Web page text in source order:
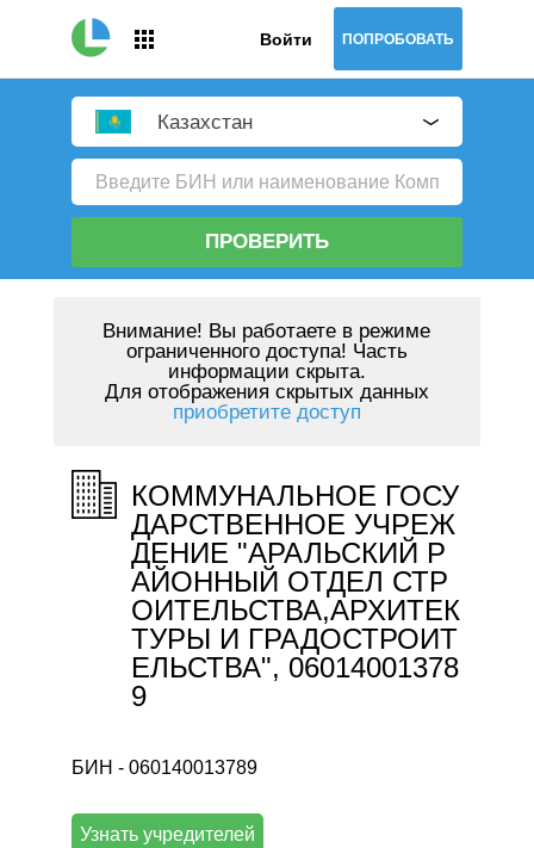
Войти ПОПРОБОВАТЬ
Казахстан
ПРОВЕРИТЬ
Внимание! Вы работаете в режиме
ограниченного доступа! Часть
информации скрыта.
Для отображения скрытых данных
приобретите доступ
КОММУНАЛЬНОЕ ГОСУ
ДАРСТВЕННОЕ УЧРЕЖ
ДЕНИЕ "АРАЛЬСКИЙ Р
АЙОННЫЙ ОТДЕЛ СТР
ОИТЕЛЬСТВА,АРХИТЕК
ТУРЫ И ГРАДОСТРОИТ
ЕЛЬСТВА", 06014001378
9
БИН - 060140013789
Узнать учредителей